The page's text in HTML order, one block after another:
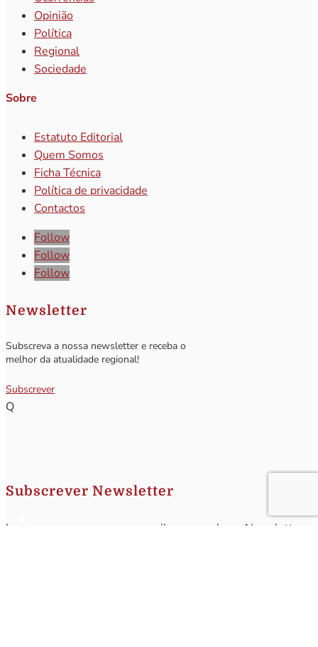
Opinião
Política
Regional
Sociedade
Sobre
Estatuto Editorial
Quem Somos
Ficha Técnica
Política de privacidade
Contactos
Follow
Follow
Follow
Newsletter
Subscreva a nossa newsletter e receba o
melhor da atualidade regional!
Subscrever
Q
Subscrever Newsletter
Insira o seu nome e o seu email para receber a Newsletter.